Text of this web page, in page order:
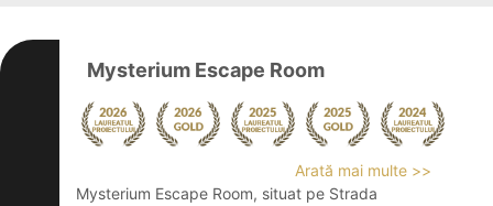
Mysterium Escape Room
Arată mai multe >>
Mysterium Escape Room, situat pe Strada